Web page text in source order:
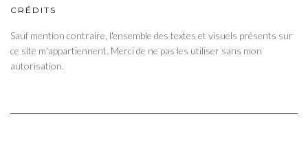
CRÉDITS
Sauf mention contraire, l'ensemble des textes et visuels présents sur
ce site m'appartiennent. Merci de ne pas les utiliser sans mon
autorisation.